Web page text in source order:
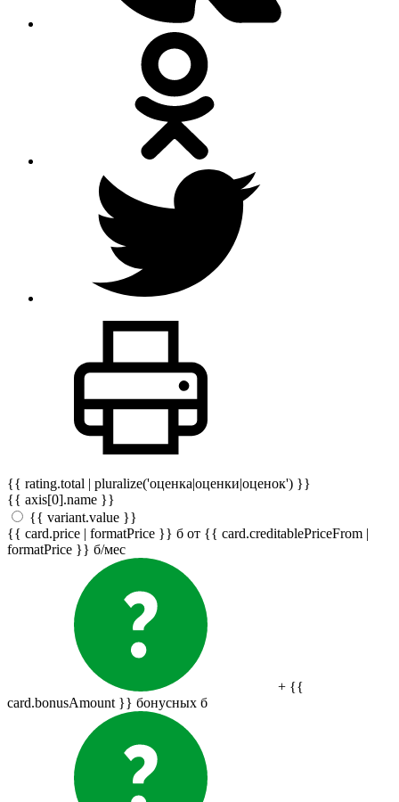
{{ rating.total | pluralize('оценка|оценки|оценок') }}
{{ axis[0].name }}
{{ variant.value }}
{{ card.price | formatPrice }} б от {{ card.creditablePriceFrom |
formatPrice }} б/мес
+ {{
card.bonusAmount }} бонусных б